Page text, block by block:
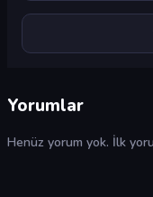
Yorumlar
Henüz yorum yok. İlk